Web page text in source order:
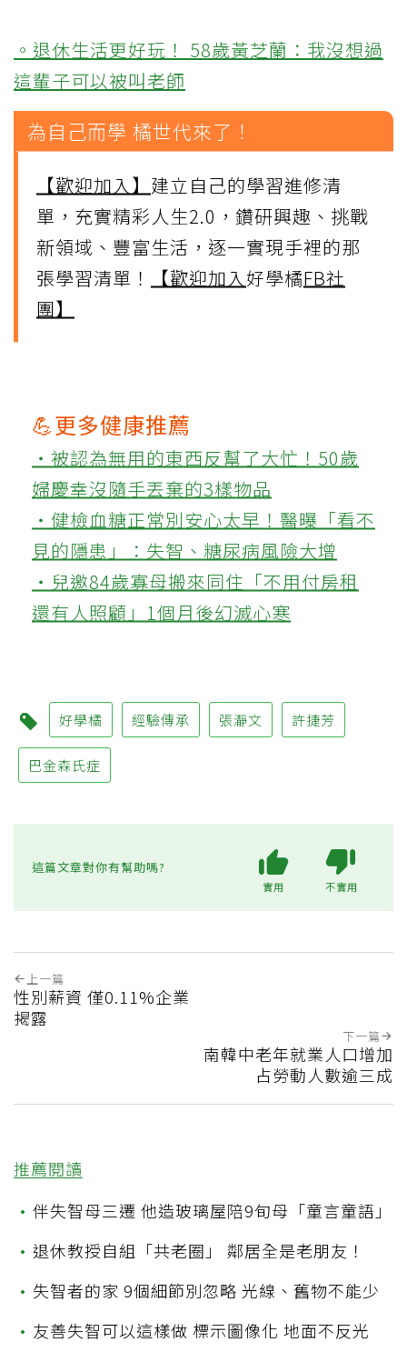
。退休生活更好玩！ 58歲黃芝蘭：我沒想過
這輩子可以被叫老師
為自己而學 橘世代來了！
【歡迎加入】 建立自己的學習進修清
單，充實精彩人生2.0，鑽研興趣、挑戰
新領域、豐富生活，逐一實現手裡的那
張學習清單！
【歡迎加入 好學橘FB社
團】
💪更多健康推薦
‧被認為無用的東西反幫了大忙！50歲
婦慶幸沒隨手丟棄的3樣物品
‧健檢血糖正常別安心太早！醫曝「看不
見的隱患」：失智、糖尿病風險大增
‧兒邀84歲寡母搬來同住「不用付房租
還有人照顧」1個月後幻滅心寒
好學橘 經驗傳承 張瀞文 許捷芳
巴金森氏症
這篇文章對你有幫助嗎?
實用 不實用
上一篇
性別薪資 僅0.11%企業
揭露
下一篇
南韓中老年就業人口增加
占勞動人數逾三成
推薦閱讀
• 伴失智母三遷 他造玻璃屋陪9旬母「童言童語」
• 退休教授自組「共老圈」 鄰居全是老朋友！
• 失智者的家 9個細節別忽略 光線、舊物不能少
• 友善失智可以這樣做 標示圖像化 地面不反光